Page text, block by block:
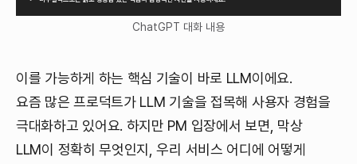
ChatGPT 대화 내용
이를 가능하게 하는 핵심 기술이 바로 LLM이에요.
요즘 많은 프로덕트가 LLM 기술을 접목해 사용자 경험을
극대화하고 있어요. 하지만 PM 입장에서 보면, 막상
LLM이 정확히 무엇인지, 우리 서비스 어디에 어떻게